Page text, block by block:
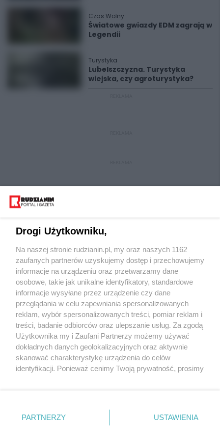
Czas Wolny
Światowe gwiazdy EDM zagrają w
Legendii
Turystyka
Lubelszczyzna. Turystyka
wiejska, czy agroturystyka?
Wydawca mediów lokalnych
Nie zapomnij
zapoznać się z:
polityką prywatności regulamin korzystania z portali
Twojemiasto
Piekary Śląskie
Chorzów
Tarnowskie Góry
Gliwice
Skontakuj sięz nami
Kontakt
Wydawca
Redakcja
Drogi Użytkowniku,
Na naszej stronie rudzianin.pl, my oraz naszych 1162
zaufanych partnerów uzyskujemy dostęp i przechowujemy
informacje na urządzeniu oraz przetwarzamy dane
osobowe, takie jak unikalne identyfikatory, standardowe
informacje wysyłane przez urządzenie czy dane
przeglądania w celu zapewniania spersonalizowanych
reklam, wybór spersonalizowanych treści, pomiar reklam i
treści, badanie odbiorców oraz ulepszanie usług. Za zgodą
Użytkownika my i Zaufani Partnerzy możemy używać
dokładnych danych geolokalizacyjnych oraz aktywnie
skanować charakterystykę urządzenia do celów
identyfikacji. Ponieważ cenimy Twoją prywatność, prosimy
prywatności znajdujący się w lewym dolnym rogu strony
. Niektóre rodzaje przetwarzania danych nie wymagają
PARTNERZY USTAWIENIA